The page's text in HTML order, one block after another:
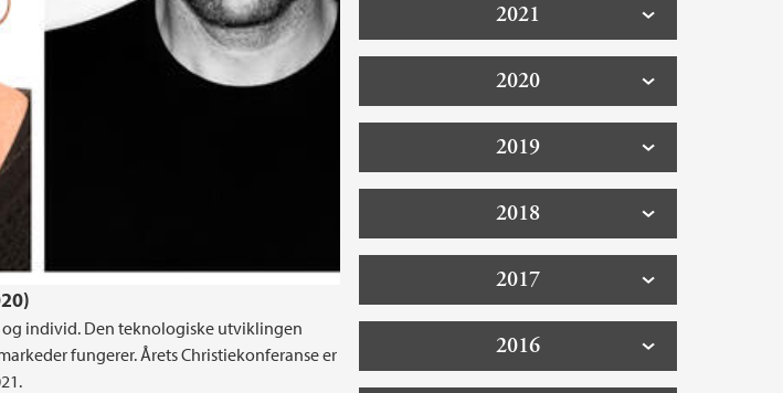
individ. Den teknologiske utviklingen
fungerer. Årets Christiekonferanse er
2021
2020
2019
2018
2017
2016